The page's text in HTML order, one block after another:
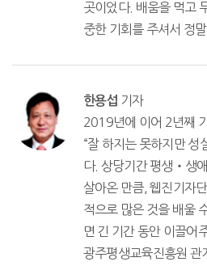
곳이었다. 배움을 먹고
중한 기회를 주셔서 정
한용섭 기자
2019년에 이어 2년째
“잘 하지는 못하지만 성
다. 상당기간 평생‧생
살아온 만큼, 웹진기자
적으로 많은 것을 배울
면 긴 기간 동안 이끌어
광주평생교육진흥원 관